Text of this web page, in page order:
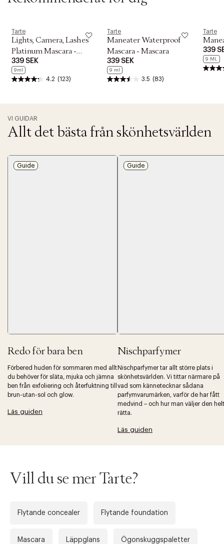
Tarte
Lights, Camera, Lashes
Platinum Mascara -
Mascara
339 SEK
9ml
4.2 (123)
Tarte
Maneater Waterproof
Mascara - Mascara
339 SEK
9 ml
3.5 (83)
Tarte
339
9 ML
VI GUIDAR
Allt det bästa från skönhetsvärlden
Guide
Redo för bara ben
Förbered huden för sommaren med allt
du behöver för släta, mjuka och jämna
ben från exfoliering och återfuktning till
brun-utan-sol och glow.
Läs guiden
Guide
Nischparfymer
Nischparfymer tar allt större plats i
skönhetsvärlden. Vi tittar närmare på
vad som kännetecknar sådana
parfymvarumärken, varför de har fått
medvind – och hur man väljer den helt
rätta.
Läs guiden
Vill du se mer Tarte?
Flytande concealer Flytande foundation
Mascara Läppglans Ögonskuggspaletter